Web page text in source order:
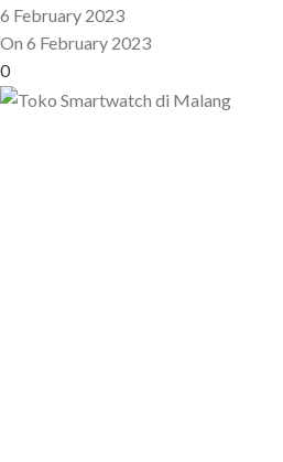
6 February 2023
On 6 February 2023
0